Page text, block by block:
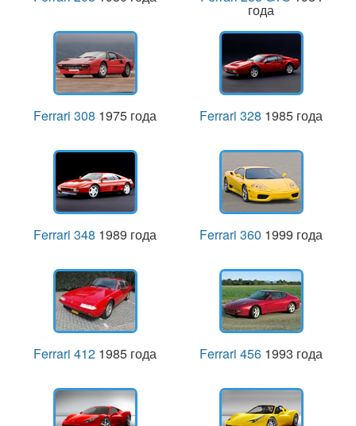
года
Ferrari 308 1975 года Ferrari 328 1985 года
Ferrari 348 1989 года Ferrari 360 1999 года
Ferrari 412 1985 года Ferrari 456 1993 года